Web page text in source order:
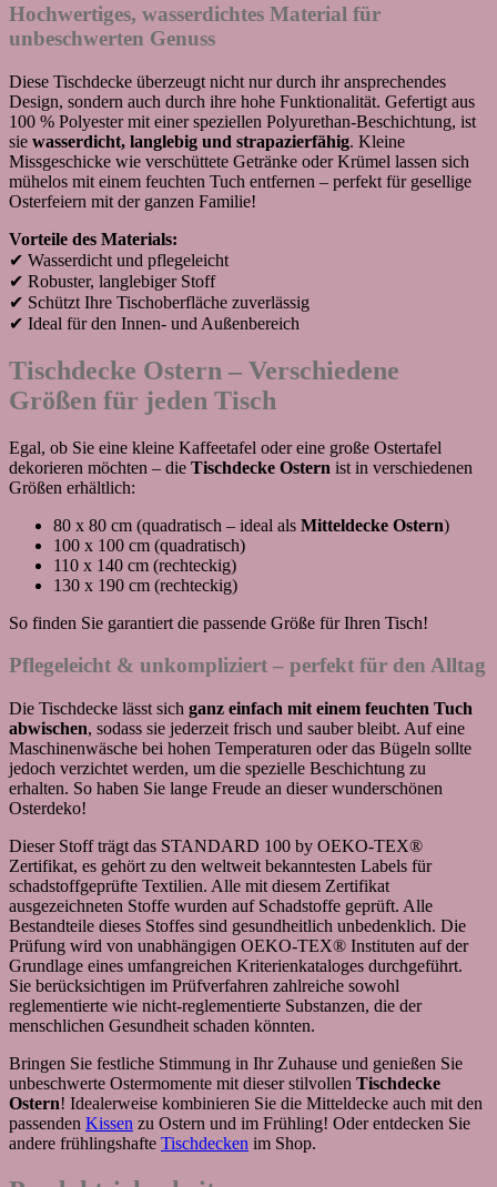
Hochwertiges, wasserdichtes Material für
unbeschwerten Genuss
Diese Tischdecke überzeugt nicht nur durch ihr ansprechendes
Design, sondern auch durch ihre hohe Funktionalität. Gefertigt aus
100 % Polyester mit einer speziellen Polyurethan-Beschichtung, ist
sie wasserdicht, langlebig und strapazierfähig. Kleine
Missgeschicke wie verschüttete Getränke oder Krümel lassen sich
mühelos mit einem feuchten Tuch entfernen – perfekt für gesellige
Osterfeiern mit der ganzen Familie!
Vorteile des Materials:
✔ Wasserdicht und pflegeleicht
✔ Robuster, langlebiger Stoff
✔ Schützt Ihre Tischoberfläche zuverlässig
✔ Ideal für den Innen- und Außenbereich
Tischdecke Ostern – Verschiedene
Größen für jeden Tisch
Egal, ob Sie eine kleine Kaffeetafel oder eine große Ostertafel
dekorieren möchten – die Tischdecke Ostern ist in verschiedenen
Größen erhältlich:
80 x 80 cm (quadratisch – ideal als Mitteldecke Ostern)
100 x 100 cm (quadratisch)
110 x 140 cm (rechteckig)
130 x 190 cm (rechteckig)
So finden Sie garantiert die passende Größe für Ihren Tisch!
Pflegeleicht & unkompliziert – perfekt für den Alltag
Die Tischdecke lässt sich ganz einfach mit einem feuchten Tuch
abwischen, sodass sie jederzeit frisch und sauber bleibt. Auf eine
Maschinenwäsche bei hohen Temperaturen oder das Bügeln sollte
jedoch verzichtet werden, um die spezielle Beschichtung zu
erhalten. So haben Sie lange Freude an dieser wunderschönen
Osterdeko!
Dieser Stoff trägt das STANDARD 100 by OEKO-TEX®
Zertifikat, es gehört zu den weltweit bekanntesten Labels für
schadstoffgeprüfte Textilien. Alle mit diesem Zertifikat
ausgezeichneten Stoffe wurden auf Schadstoffe geprüft. Alle
Bestandteile dieses Stoffes sind gesundheitlich unbedenklich. Die
Prüfung wird von unabhängigen OEKO-TEX® Instituten auf der
Grundlage eines umfangreichen Kriterienkataloges durchgeführt.
Sie berücksichtigen im Prüfverfahren zahlreiche sowohl
reglementierte wie nicht-reglementierte Substanzen, die der
menschlichen Gesundheit schaden könnten.
Bringen Sie festliche Stimmung in Ihr Zuhause und genießen Sie
unbeschwerte Ostermomente mit dieser stilvollen Tischdecke
Ostern! Idealerweise kombinieren Sie die Mitteldecke auch mit den
passenden Kissen zu Ostern und im Frühling! Oder entdecken Sie
andere frühlingshafte Tischdecken im Shop.